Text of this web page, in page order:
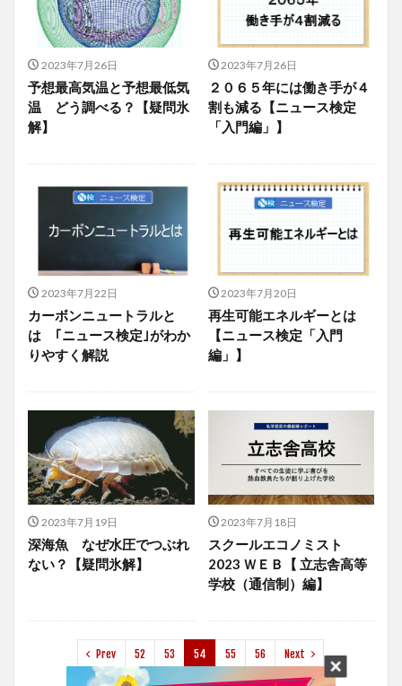
2023年7月26日
予想最高気温と予想最低気
温 どう調べる？【疑問氷
解】
2023年7月26日
２０６５年には働き手が４
割も減る【ニュース検定
「入門編」】
2023年7月22日
カーボンニュートラルと
は ｢ニュース検定｣がわか
りやすく解説
2023年7月20日
再生可能エネルギーとは
【ニュース検定「入門
編」】
2023年7月19日
深海魚 なぜ水圧でつぶれ
ない？【疑問氷解】
2023年7月18日
スクールエコノミスト
2023 ＷＥＢ【 立志舎高等
学校（通信制）編】
Prev 52 53 54 55 56 Next